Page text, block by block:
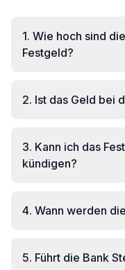
1. Wie hoch sind
Festgeld?
2. Ist das Geld bei
3. Kann ich das
kündigen?
4. Wann werden
5. Führt die Bank